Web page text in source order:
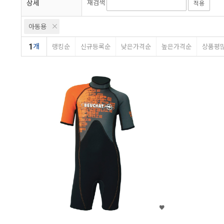
상세 재검색 적용
아동용
1개 랭킹순 신규등록순 낮은가격순 높은가격순 상품평